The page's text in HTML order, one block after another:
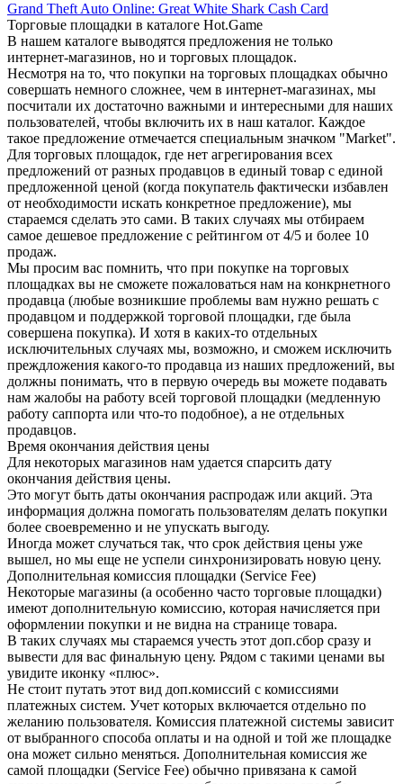
Grand Theft Auto Online: Great White Shark Cash Card
Торговые площадки в каталоге Hot.Game
В нашем каталоге выводятся предложения не только
интернет-магазинов, но и торговых площадок.
Несмотря на то, что покупки на торговых площадках обычно
совершать немного сложнее, чем в интернет-магазинах, мы
посчитали их достаточно важными и интересными для наших
пользователей, чтобы включить их в наш каталог. Каждое
такое предложение отмечается специальным значком "Market".
Для торговых площадок, где нет агрегирования всех
предложений от разных продавцов в единый товар с единой
предложенной ценой (когда покупатель фактически избавлен
от необходимости искать конкретное предложение), мы
стараемся сделать это сами. В таких случаях мы отбираем
самое дешевое предложение с рейтингом от 4/5 и более 10
продаж.
Мы просим вас помнить, что при покупке на торговых
площадках вы не сможете пожаловаться нам на конкрнетного
продавца (любые возникшие проблемы вам нужно решать с
продавцом и поддержкой торговой площадки, где была
совершена покупка). И хотя в каких-то отдельных
исключительных случаях мы, возможно, и сможем исключить
преждложения какого-то продавца из наших предложений, вы
должны понимать, что в первую очередь вы можете подавать
нам жалобы на работу всей торговой площадки (медленную
работу саппорта или что-то подобное), а не отдельных
продавцов.
Время окончания действия цены
Для некоторых магазинов нам удается спарсить дату
окончания действия цены.
Это могут быть даты окончания распродаж или акций. Эта
информация должна помогать пользователям делать покупки
более своевременно и не упускать выгоду.
Иногда может случаться так, что срок действия цены уже
вышел, но мы еще не успели синхронизировать новую цену.
Дополнительная комиссия площадки (Service Fee)
Некоторые магазины (а особенно часто торговые площадки)
имеют дополнительную комиссию, которая начисляется при
оформлении покупки и не видна на странице товара.
В таких случаях мы стараемся учесть этот доп.сбор сразу и
вывести для вас финальную цену. Рядом с такими ценами вы
увидите иконку «плюс».
Не стоит путать этот вид доп.комиссий с комиссиями
платежных систем. Учет которых включается отдельно по
желанию пользователя. Комиссия платежной системы зависит
от выбранного способа оплаты и на одной и той же площадке
она может сильно меняться. Дополнительная комиссия же
самой площадки (Service Fee) обычно привязана к самой